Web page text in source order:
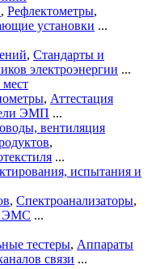
, Рефлектометры,
установки ...
, Стандарты и
электроэнергии ...
, Аттестация
ЭМП ...
вентиляция
,
...
испытания и
, Спектроанализаторы,
ЭМС ...
тестеры, Аппараты
связи ...